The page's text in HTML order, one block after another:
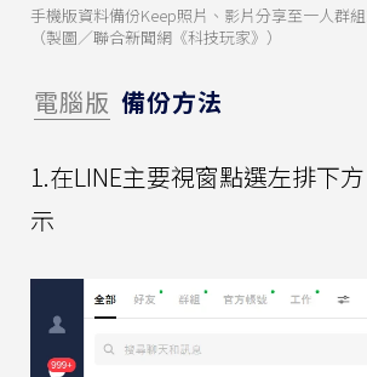
手機版資料備份Keep照片、影片分享至一人群
（製圖／聯合新聞網《科技玩家》）
電腦版 備份方法
1.在LINE主要視窗點選左排下
示